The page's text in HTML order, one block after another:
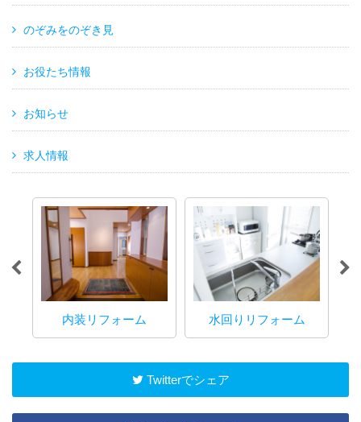
のぞみをのぞき見
お役たち情報
お知らせ
求人情報
内装リフォーム 水回りリフォーム
Twitterでシェア